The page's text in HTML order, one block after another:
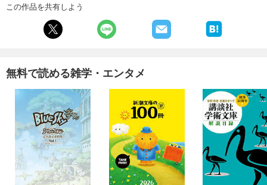
この作品を共有しよう
無料で読める雑学・エンタメ